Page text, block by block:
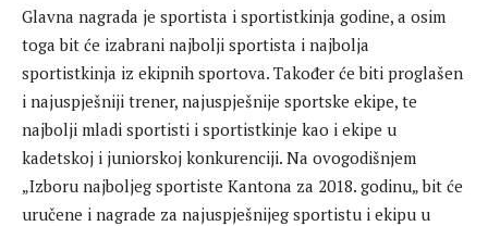
Glavna nagrada je sportista i sportistkinja godine, a osim
toga bit će izabrani najbolji sportista i najbolja
sportistkinja iz ekipnih sportova. Također će biti proglašen
i najuspješniji trener, najuspješnije sportske ekipe, te
najbolji mladi sportisti i sportistkinje kao i ekipe u
kadetskoj i juniorskoj konkurenciji. Na ovogodišnjem
„Izboru najboljeg sportiste Kantona za 2018. godinu„ bit će
uručene i nagrade za najuspješnijeg sportistu i ekipu u